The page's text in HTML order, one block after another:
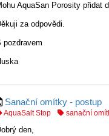
AquaSan Porosity přidat
za odpovědi.
pozdravem
Sanační omítky - postup
AquaSalt Stop sanační
den,